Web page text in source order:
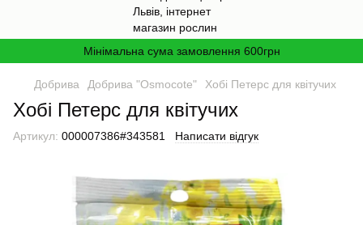
Мінімальна сума замовлення 600грн
Добрива Добрива "Osmocote" Хобі Петерс для квітучих
Хобі Петерс для квітучих
Артикул: 000007386#343581 Написати відгук